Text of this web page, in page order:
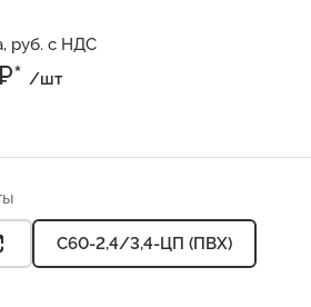
руб. с НДС
/шт
С60-2,4/3,4-ЦП (ПВХ)